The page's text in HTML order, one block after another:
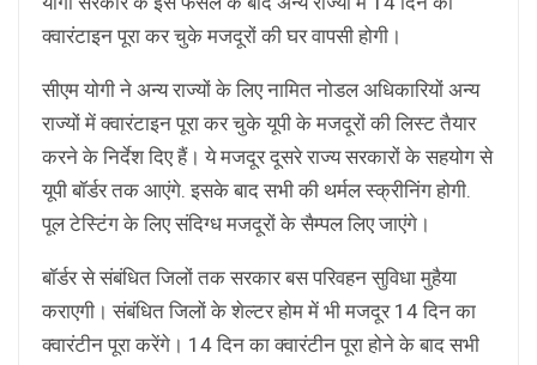
क्वारंटाइन पूरा कर चुके मजदूरों की घर वापसी होगी।
सीएम योगी ने अन्य राज्यों के लिए नामित नोडल अधिकारियों अन्य
राज्यों में क्वारंटाइन पूरा कर चुके यूपी के मजदूरों की लिस्ट तैयार
करने के निर्देश दिए हैं। ये मजदूर दूसरे राज्य सरकारों के सहयोग से
यूपी बॉर्डर तक आएंगे. इसके बाद सभी की थर्मल स्क्रीनिंग होगी.
पूल टेस्टिंग के लिए संदिग्ध मजदूरों के सैम्पल लिए जाएंगे।
बॉर्डर से संबंधित जिलों तक सरकार बस परिवहन सुविधा मुहैया
कराएगी। संबंधित जिलों के शेल्टर होम में भी मजदूर 14 दिन का
क्वारंटीन पूरा करेंगे। 14 दिन का क्वारंटीन पूरा होने के बाद सभी